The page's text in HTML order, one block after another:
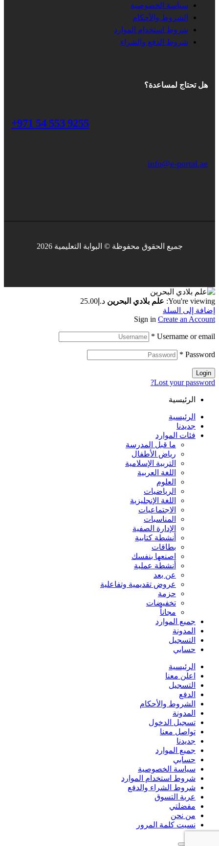
سياسة الخصوصية
الشروط والأحكام
شروط استخدام الموارد
شروط الدفع والشراء
هل تحتاج لمساعدة؟
+971 54 553 9255
info@e-portal.ae
جميع الحقوق محفوظة © البوابة التعليمية 2026
You're viewing: علم بلادي البحرين د.إ 25.00
إضافة إلى السلة
Sign in Create an Account
Username or email
*
Password
*
Login
Lost your password?
الرئيسية
الرئيسية
جديدنا
فئات الموارد
ما قبل المدرسة
رياض الأطفال
التربية الإسلامية
اللغة العربية
العلوم
الرياضيات
اللغة الإنجليزية
الاجتماعيات
المناسبات
الإدارة الصفية
أنشطة كتابية
بطاقات
اصنعها بنفسك
أنشطة عملية
عن بعد
عروض تقديمية وتفاعلية
حزمة
تخفيضات
مجاناً
جميع الموارد
المدونة
التسجيل
حسابي
الرئيسية
اعلن معنا
التسجيل
الدفع
الشروط والأحكام
المدونة
تسجيل الدخول
تواصل معنا
جديدنا
جميع الموارد
حسابي
سياسة الخصوصية
شروط استخدام الموارد
شروط الشراء والدفع
عربة التسوق
مفضلتي
من نحن
نسيت كلمة المرور